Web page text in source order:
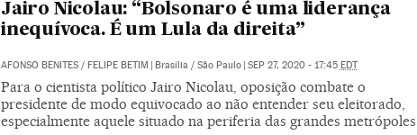
Jairo Nicolau: “Bolsonaro é uma liderança
inequívoca. É um Lula da direita”
AFONSO BENITES/ FELIPE BETIM | Brasília / São Paulo | SEP 27, 2020 - 17:45 EDT
Para o cientista político Jairo Nicolau, oposição combate o
presidente de modo equivocado ao não entender seu eleitorado,
especialmente aquele situado na periferia das grandes metrópoles